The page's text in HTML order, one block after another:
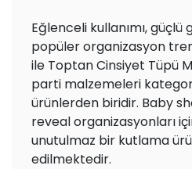
Eğlenceli kullanımı, güçlü
popüler organizasyon
ile Toptan Cinsiyet Tüpü
parti malzemeleri
ürünlerden biridir. Baby
reveal organizasyonları
unutulmaz bir kutlama
edilmektedir.